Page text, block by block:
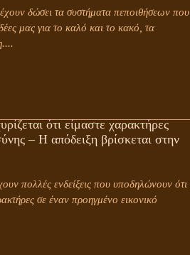
δώσει τα συστήματα πεποιθήσεων που
μας για το καλό και το κακό, τα
ότι είμαστε χαρακτήρες
– Η απόδειξη βρίσκεται στην
πολλές ενδείξεις που υποδηλώνουν ότι
σε έναν προηγμένο εικονικό